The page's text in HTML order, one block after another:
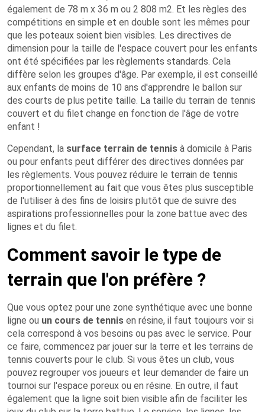
également de 78 m x 36 m ou 2 808 m2. Et les règles des
compétitions en simple et en double sont les mêmes pour
que les poteaux soient bien visibles. Les directives de
dimension pour la taille de l'espace couvert pour les enfants
ont été spécifiées par les règlements standards. Cela
diffère selon les groupes d'âge. Par exemple, il est conseillé
aux enfants de moins de 10 ans d'apprendre le ballon sur
des courts de plus petite taille. La taille du terrain de tennis
couvert et du filet change en fonction de l'âge de votre
enfant !
Cependant, la surface terrain de tennis à domicile à Paris
ou pour enfants peut différer des directives données par
les règlements. Vous pouvez réduire le terrain de tennis
proportionnellement au fait que vous êtes plus susceptible
de l'utiliser à des fins de loisirs plutôt que de suivre des
aspirations professionnelles pour la zone battue avec des
lignes et du filet.
Comment savoir le type de
terrain que l'on préfère ?
Que vous optez pour une zone synthétique avec une bonne
ligne ou un cours de tennis en résine, il faut toujours voir si
cela correspond à vos besoins ou pas avec le service. Pour
ce faire, commencez par jouer sur la terre et les terrains de
tennis couverts pour le club. Si vous êtes un club, vous
pouvez regrouper vos joueurs et leur demander de faire un
tournoi sur l'espace poreux ou en résine. En outre, il faut
également que la ligne soit bien visible afin de faciliter les